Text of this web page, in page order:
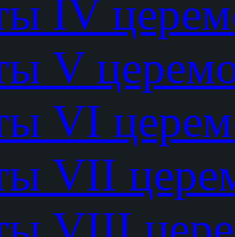
IV
V
VI
VII